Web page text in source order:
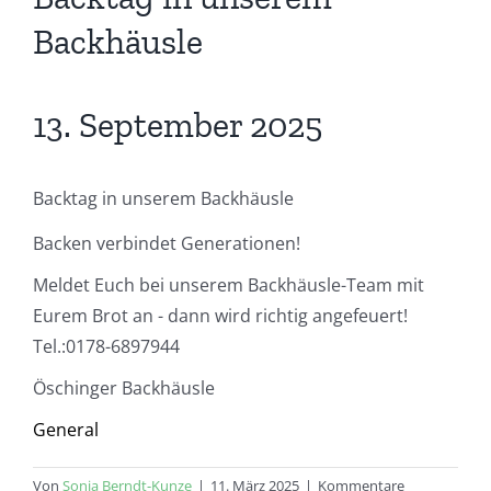
Backhäusle
13. September 2025
Backtag in unserem Backhäusle
Backen verbindet Generationen!
Meldet Euch bei unserem Backhäusle-Team mit
Eurem Brot an - dann wird richtig angefeuert!
Tel.:0178-6897944
Öschinger Backhäusle
General
Von Sonja Berndt-Kunze | 11. März 2025 | Kommentare